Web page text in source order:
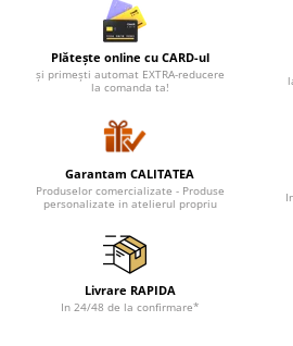
Plătește online cu CARD-ul
și primești automat EXTRA-reducere
la comanda ta!
Garantam CALITATEA
Produselor comercializate - Produse
personalizate in atelierul propriu
Livrare RAPIDA
In 24/48 de la confirmare*